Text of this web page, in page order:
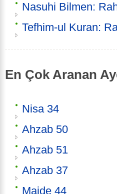
Nasuhi Bilmen:
Tefhim-ul Kuran:
En Çok Aranan
Nisa 34
Ahzab 50
Ahzab 51
Ahzab 37
Maide 44